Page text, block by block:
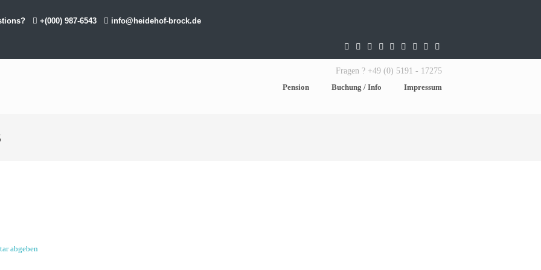
+(000) 987-6543 info@heidehof-brock.de
Fragen ? +49 (0) 5191 - 17275
Pension
Buchung / Info Impressum
abgeben